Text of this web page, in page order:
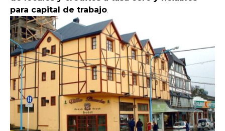
para capital de trabajo